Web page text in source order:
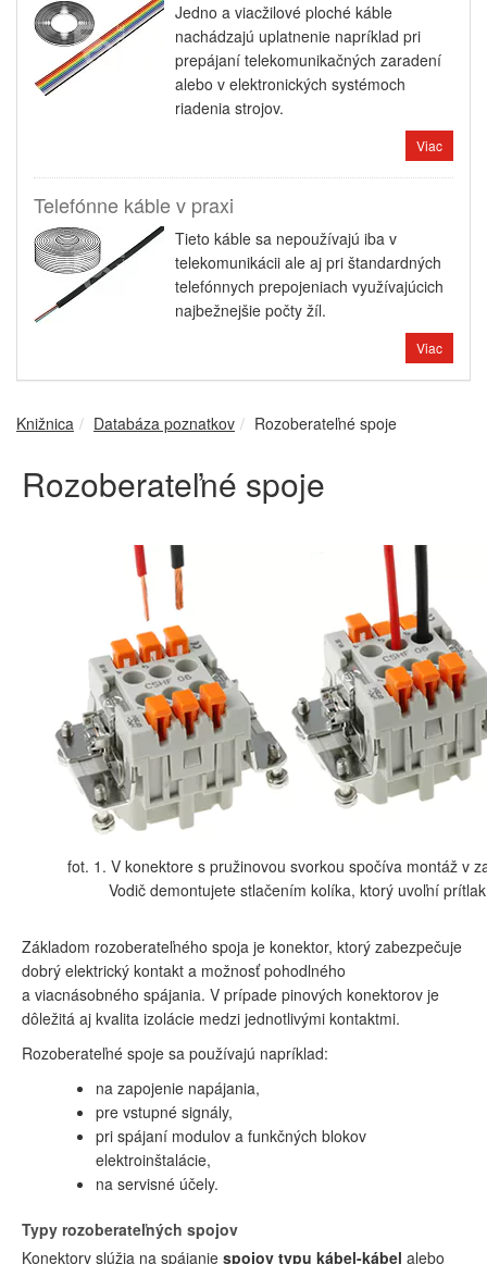
Jedno a viacžilové ploché káble
nachádzajú uplatnenie napríklad pri
prepájaní telekomunikačných zaradení
alebo v elektronických systémoch
riadenia strojov.
Viac
Telefónne káble v praxi
Tieto káble sa nepoužívajú iba v
telekomunikácii ale aj pri štandardných
telefónnych prepojeniach využívajúcich
najbežnejšie počty žíl.
Viac
Knižnica Databáza poznatkov Rozoberateľné spoje
Rozoberateľné spoje
fot. 1. V konektore s pružinovou svorkou spočíva montáž v
Vodič demontujete stlačením kolíka, ktorý uvoľní
Základom rozoberateľného spoja je konektor, ktorý zabezpečuje
dobrý elektrický kontakt a možnosť pohodlného
a viacnásobného spájania. V prípade pinových konektorov je
dôležitá aj kvalita izolácie medzi jednotlivými kontaktmi.
Rozoberateľné spoje sa používajú napríklad:
na zapojenie napájania,
pre vstupné signály,
pri spájaní modulov a funkčných blokov
elektroinštalácie,
na servisné účely.
Typy rozoberateľných spojov
Konektory slúžia na spájanie spojov typu kábel-kábel alebo